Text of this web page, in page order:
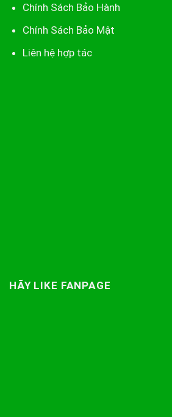
Chính Sách Bảo Hành
Chính Sách Bảo Mật
Liên hệ hợp tác
HÃY LIKE FANPAGE